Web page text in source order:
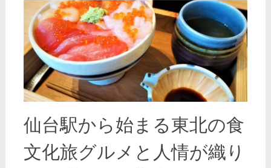
仙台駅から始まる東北の食
文化旅グルメと人情が織り